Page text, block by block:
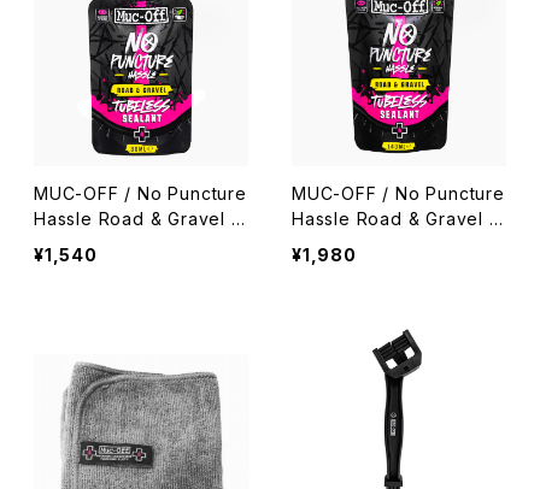
MUC-OFF / No Puncture
Hassle Road & Gravel T
ubeless Sealant 80ml
¥1,540
MUC-OFF / No Puncture
Hassle Road & Gravel T
ubeless Sealant 140ml
¥1,980